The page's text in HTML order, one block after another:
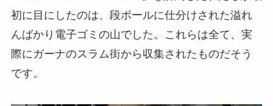
初に目にしたのは、段ボールに仕分けされた溢れ
んばかり電子ゴミの山でした。これらは全て、実
際にガーナのスラム街から収集されたものだそう
です。